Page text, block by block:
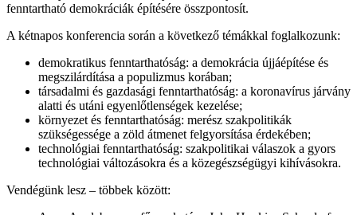
fenntartható demokráciák építésére összpontosít.
A kétnapos konferencia során a következő témákkal foglalkozunk:
demokratikus fenntarthatóság: a demokrácia újjáépítése és
megszilárdítása a populizmus korában;
társadalmi és gazdasági fenntarthatóság: a koronavírus járvány
alatti és utáni egyenlőtlenségek kezelése;
környezet és fenntarthatóság: merész szakpolitikák
szükségessége a zöld átmenet felgyorsítása érdekében;
technológiai fenntarthatóság: szakpolitikai válaszok a gyors
technológiai változásokra és a közegészségügyi kihívásokra.
Vendégünk lesz – többek között: